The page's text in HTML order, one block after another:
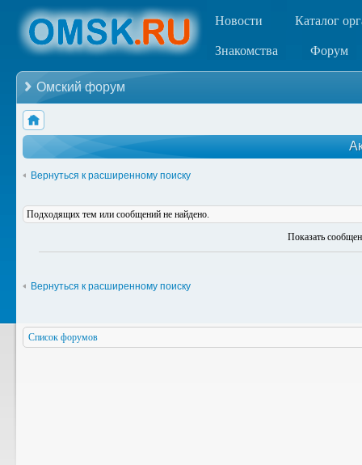
Новости Каталог
Знакомства Форум
Омский форум
Вернуться к расширенному поиску
Подходящих тем или сообщений не найдено.
Показать
Вернуться к расширенному поиску
Список форумов